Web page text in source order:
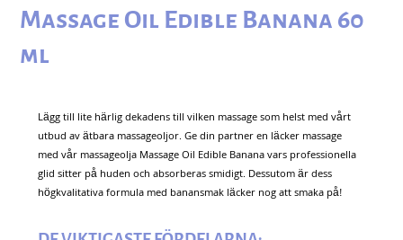
Massage Oil Edible Banana 60
ml
Lägg till lite härlig dekadens till vilken massage som helst med vårt
utbud av ätbara massageoljor. Ge din partner en läcker massage
med vår massageolja Massage Oil Edible Banana vars professionella
glid sitter på huden och absorberas smidigt. Dessutom är dess
högkvalitativa formula med banansmak läcker nog att smaka på!